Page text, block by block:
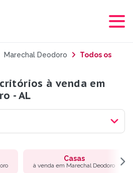
Marechal Deodoro
Todos os
à venda em
- AL
Casas
à venda em Marechal Deodoro